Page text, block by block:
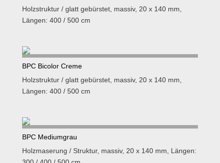
Holzstruktur / glatt gebürstet, massiv, 20 x 140 mm,
Längen: 400 / 500 cm
BPC Bicolor Creme
Holzstruktur / glatt gebürstet, massiv, 20 x 140 mm,
Längen: 400 / 500 cm
BPC Mediumgrau
Holzmaserung / Struktur, massiv, 20 x 140 mm, Längen: